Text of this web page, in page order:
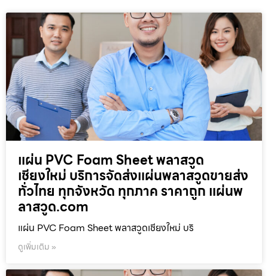
แผ่น PVC Foam Sheet พลาสวูด
เชียงใหม่ บริการจัดส่งแผ่นพลาสวูดขายส่ง
ทั่วไทย ทุกจังหวัด ทุกภาค ราคาถูก แผ่นพ
ลาสวูด.com
แผ่น PVC Foam Sheet พลาสวูดเชียงใหม่ บริ
ดูเพิ่มเติม »